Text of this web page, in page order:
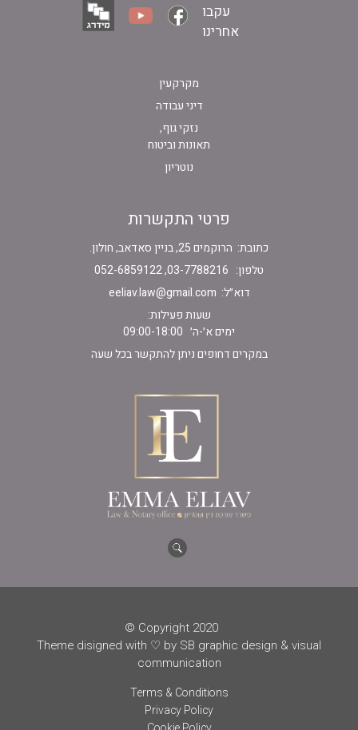
עקבו
אחרינו
מקרקעין
דיני עבודה
נזקי גוף,
תאונות וביטוח
נוטריון
פרטי התקשרות
כתובת: הרוקמים 25, בניין סאדאב, חולון.
טלפון: 03-7788216, 052-6859122
דוא״ל: eeliav.law@gmail.com
שעות פעילות:
ימים א׳-ה׳ 09:00-18:00
במקרים דחופים ניתן להתקשר בכל שעה
© Copyright 2020
Theme disigned with ♡ by SB graphic design & visual
communication
Terms & Conditions
Privacy Policy